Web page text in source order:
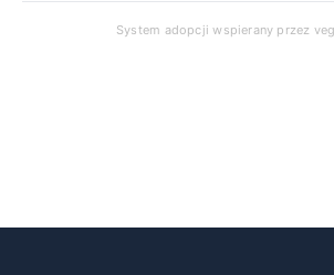
System adopcji wspierany przez